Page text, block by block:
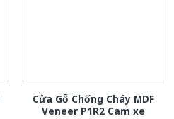
Cửa Gỗ Chống Cháy MDF
Veneer P1R2 Cam xe